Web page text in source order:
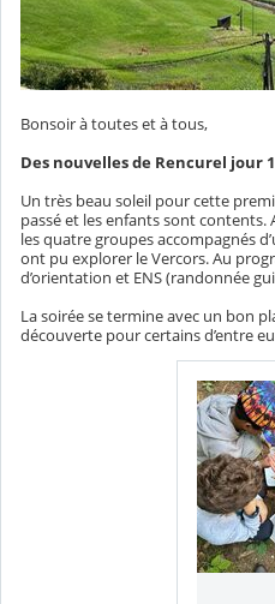
Bonsoir à toutes et à tous,
Des nouvelles de Rencurel jour
Un très beau soleil pour cette
passé et les enfants sont
les quatre groupes accompagnés
ont pu explorer le Vercors. Au
d’orientation et ENS (randonnée
La soirée se termine avec un bon
découverte pour certains d’entre